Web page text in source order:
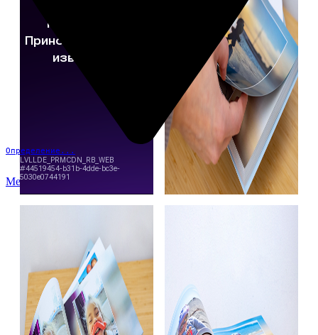
Определение...
Меню